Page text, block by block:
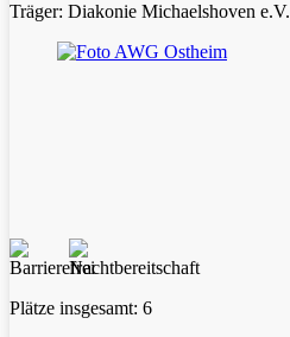
Träger: Diakonie Michaelshoven e.V.
Plätze insgesamt: 6